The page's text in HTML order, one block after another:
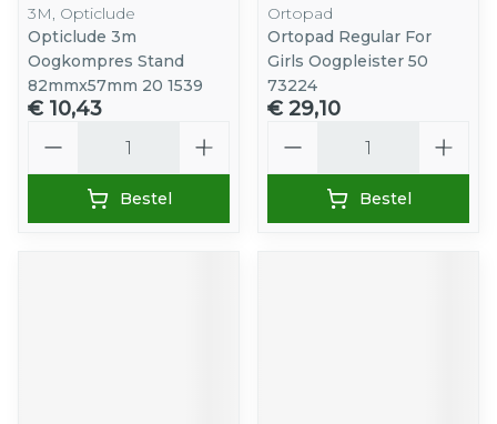
3M, Opticlude
Opticlude 3m
Oogkompres Stand
82mmx57mm 20 1539
€ 10,43
Bestel
Ortopad
Ortopad Regular For
Girls Oogpleister 50
73224
€ 29,10
Bestel